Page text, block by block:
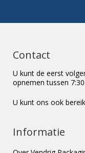
Contact
U kunt de eerst
opnemen tussen
U kunt ons ook
Informatie